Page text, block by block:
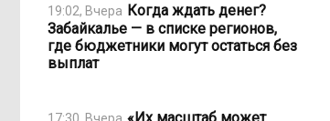
19:02, Вчера Когда ждать денег?
Забайкалье — в списке регионов,
где бюджетники могут остаться без
выплат
17:30, Вчера «Их масштаб может